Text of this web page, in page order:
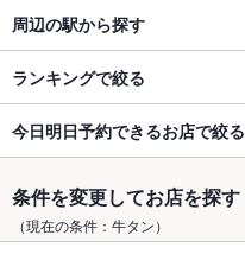
周辺の駅から探す
ランキングで絞る
今日明日予約できるお店で絞る
条件を変更してお店を探す
（現在の条件：牛タン）